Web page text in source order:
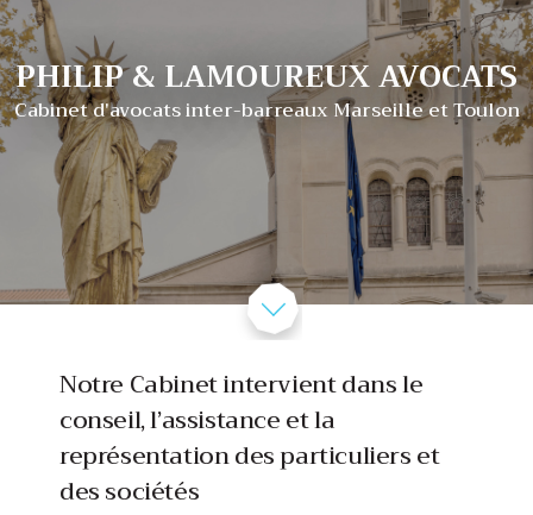
HONORAIRES
ACTUALITÉS
CONTACT
PHILIP & LAMOUREUX AVOCATS
Cabinet d'avocats inter-barreaux Marseille et Toulon
Notre Cabinet intervient dans le
conseil, l’assistance et la
représentation des particuliers et
des sociétés